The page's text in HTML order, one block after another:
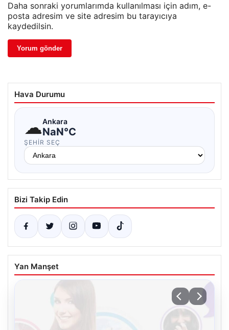
Daha sonraki yorumlarımda kullanılması için adım, e-
posta adresim ve site adresim bu tarayıcıya
kaydedilsin.
Hava Durumu
☁Ankara
NaN°C
ŞEHIR SEÇ
Bizi Takip Edin
Yan Manşet